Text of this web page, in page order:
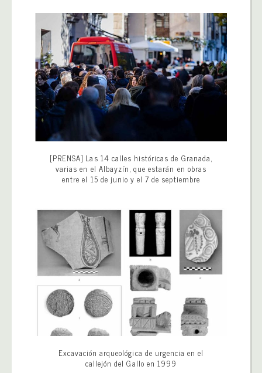
[PRENSA] Las 14 calles históricas de Granada,
varias en el Albayzín, que estarán en obras
entre el 15 de junio y el 7 de septiembre
Excavación arqueológica de urgencia en el
callejón del Gallo en 1999